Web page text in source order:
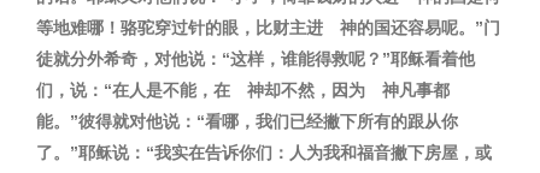
等地难哪！骆驼穿过针的眼，比财主进 神的国还容易呢。 ”门
徒就分外希奇，对他说： “这样，谁能得救呢？ ”耶稣看着他
们，说： “在人是不能，在 神却不然，因为 神凡事都
能。 ”彼得就对他说： “看哪，我们已经撇下所有的跟从你
了。 ”耶稣说： “我实在告诉你们：人为我和福音撇下房屋，或